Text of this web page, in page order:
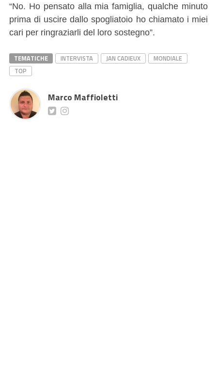
“No. Ho pensato alla mia famiglia, qualche minuto
prima di uscire dallo spogliatoio ho chiamato i miei
cari per ringraziarli del loro sostegno”.
TEMATICHE INTERVISTA JAN CADIEUX
MONDIALE
TOP
Marco Maffioletti